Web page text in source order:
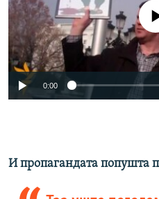
No media
0:00
И пропагандата попушта